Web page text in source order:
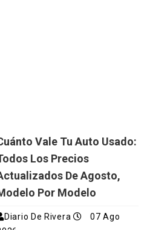
Vale Tu Auto Usado:
Los Precios
De Agosto,
Por Modelo
Diario De Rivera
07 Ago